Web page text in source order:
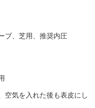
ブ、芝用、推奨内圧
空気を入れた後も表皮にし